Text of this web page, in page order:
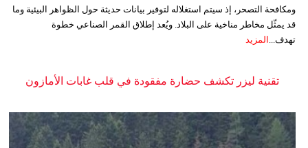
ومكافحة التصحر، إذ سيتم استغلاله لتوفير بيانات حديثة حول الظواهر البيئية وما
قد يمثّل مخاطر مناخية على البلاد. ويُعد إطلاق القمر الصناعي خطوة
تهدف...
المزيد
تقنية ليزر تكشف حضارة مفقودة في قلب غابات الأمازون